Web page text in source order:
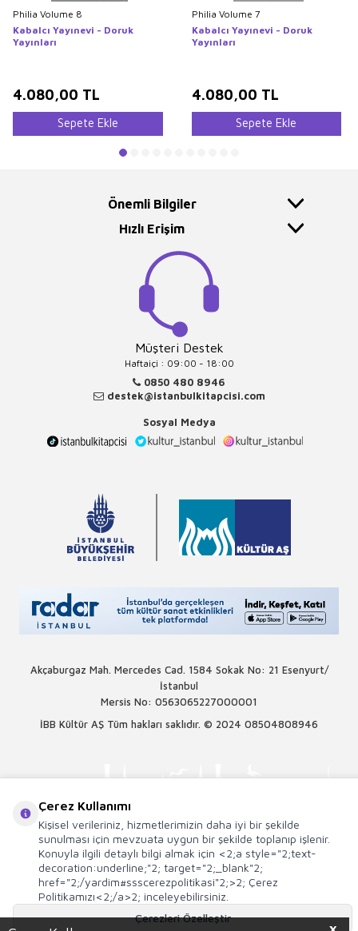
Philia Volume 8
Kabalcı Yayınevi - Doruk
Yayınları
4.080,00 TL
Sepete Ekle
Philia Volume 7
Kabalcı Yayınevi - Doruk
Yayınları
4.080,00 TL
Sepete Ekle
Önemli Bilgiler
Hızlı Erişim
Müşteri Destek
Haftaiçi : 09:00 - 18:00
0850 480 8946
destek@istanbulkitapcisi.com
Sosyal Medya
Akçaburgaz Mah. Mercedes Cad. 1584 Sokak No: 21 Esenyurt/
İstanbul
Mersis No: 0563065227000001
İBB Kültür AŞ Tüm hakları saklıdır. © 2024 08504808946
Çerez Kullanımı
Kişisel verileriniz, hizmetlerimizin daha iyi bir şekilde
sunulması için mevzuata uygun bir şekilde toplanıp işlenir.
Konuyla ilgili detaylı bilgi almak için <2;a style="2;text-
decoration:underline;"2; target="2;_blank"2;
href="2;/yardim#ssscerezpolitikasi"2;>2; Çerez
Politikamızı<2;/a>2; inceleyebilirsiniz.
Çerezleri Özelleştir